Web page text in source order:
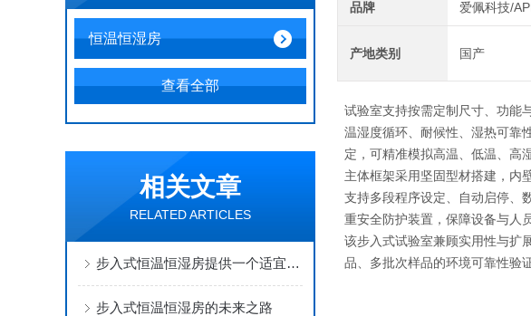
恒温恒湿房
查看全部
相关文章
RELATED ARTICLES
步入式恒温恒湿房提供一个适宜的湿度环境
步入式恒温恒湿房的未来之路
品牌 爱佩科技/
产地类别 国产
试验室支持按需定制尺寸、功能
温湿度循环、耐候性、湿热可靠
定，可精准模拟高温、低温、高
主体框架采用坚固型材搭建，内
支持多段程序设定、自动启停、
重安全防护装置，保障设备与人
该步入式试验室兼顾实用性与扩
品、多批次样品的环境可靠性验